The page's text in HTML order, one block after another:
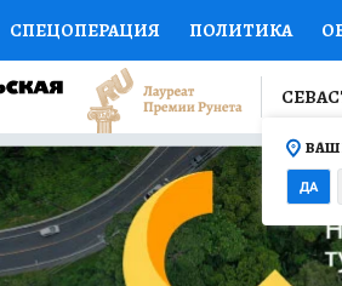
СПЕЦОПЕРАЦИЯ ПОЛИТИКА
НАУКА СПОРТ КОЛУМНИСТЫ
ДОКТОР ФИНАНСЫ
ПРОГНОЗЫ НА СПОРТ
ТЕЛЕВИЗОР
ВАШ
ДА